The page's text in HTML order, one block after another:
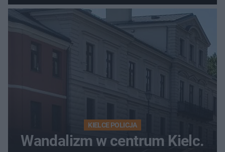
KIELCE POLICJA
Wandalizm w centrum Kielc.